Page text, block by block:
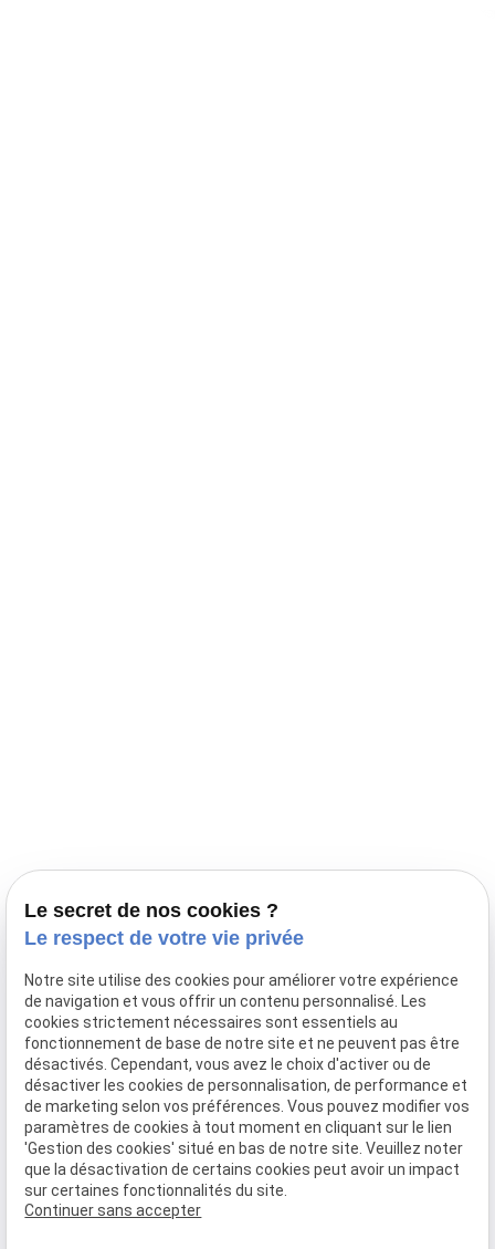
03 28 68 82 00
06 80 84 45 90
Adresse
10, chemin de Cassel
59470 BOLLEZEELE
Horaires
09:00 - 17:00
Lundi - Samedi
Le secret de nos cookies ?
Le respect de votre vie privée
Notre site utilise des cookies pour améliorer votre expérience
de navigation et vous offrir un contenu personnalisé. Les
cookies strictement nécessaires sont essentiels au
fonctionnement de base de notre site et ne peuvent pas être
désactivés. Cependant, vous avez le choix d'activer ou de
désactiver les cookies de personnalisation, de performance et
de marketing selon vos préférences. Vous pouvez modifier vos
paramètres de cookies à tout moment en cliquant sur le lien
'Gestion des cookies' situé en bas de notre site. Veuillez noter
que la désactivation de certains cookies peut avoir un impact
sur certaines fonctionnalités du site.
Continuer sans accepter